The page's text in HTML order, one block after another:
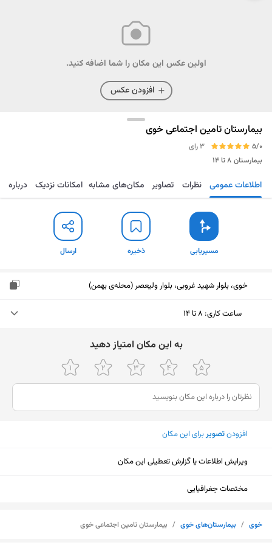
اولین عکس این مکان را شما اضافه کنید.
افزودن عکس
بیمارستان تامین اجتماعی خوی
5/0
3 رای
بیمارستان ۸ تا ۱۴
مسیریابی ذخیره ارسال اطلاعات عمومی نظرات تصاویر مکان‌های مشابه امکانات نزدیک درباره
مسیریابی ذخیره ارسال
خوی، بلوار شهید غروبی، بلوار ولیعصر (محله‌ی بهمن)
ساعت کاری: ۸ تا ۱۴
چهارشنبه
۸ تا ۱۴
پنجشنبه
۸ تا ۱۴
جمعه
شنبه
یکشنبه
ﺑﻪ اﯾﻦ ﻣﮑﺎن اﻣﺘﯿﺎز دﻫﯿﺪ
افزودنتصویربرای این مکان
ویرایش اطلاعات یا گزارش تعطیلی این مکان
مختصات جغرافیایی
خوی / بیمارستان‌های خوی / بیمارستان تامین اجتماعی خوی